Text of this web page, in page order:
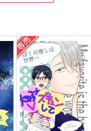
On y va！
五時間睡眠
787円（税込）
キョウヤ×カラスバ
サンプル
作品詳細